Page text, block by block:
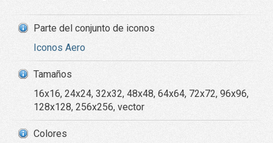
Parte del conjunto de iconos
Iconos Aero
Tamaños
16x16, 24x24, 32x32, 48x48, 64x64, 72x72, 96x96,
128x128, 256x256, vector
Colores